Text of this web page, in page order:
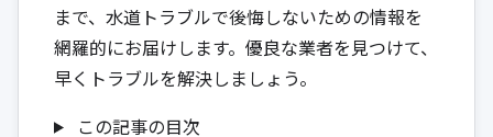
まで、水道トラブルで後悔しないための情報を
網羅的にお届けします。優良な業者を見つけて、
早くトラブルを解決しましょう。
この記事の目次